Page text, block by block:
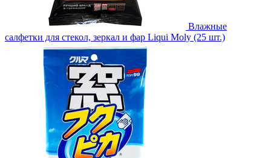
Влажные
салфетки для стекол, зеркал и фар Liqui Moly (25 шт.)